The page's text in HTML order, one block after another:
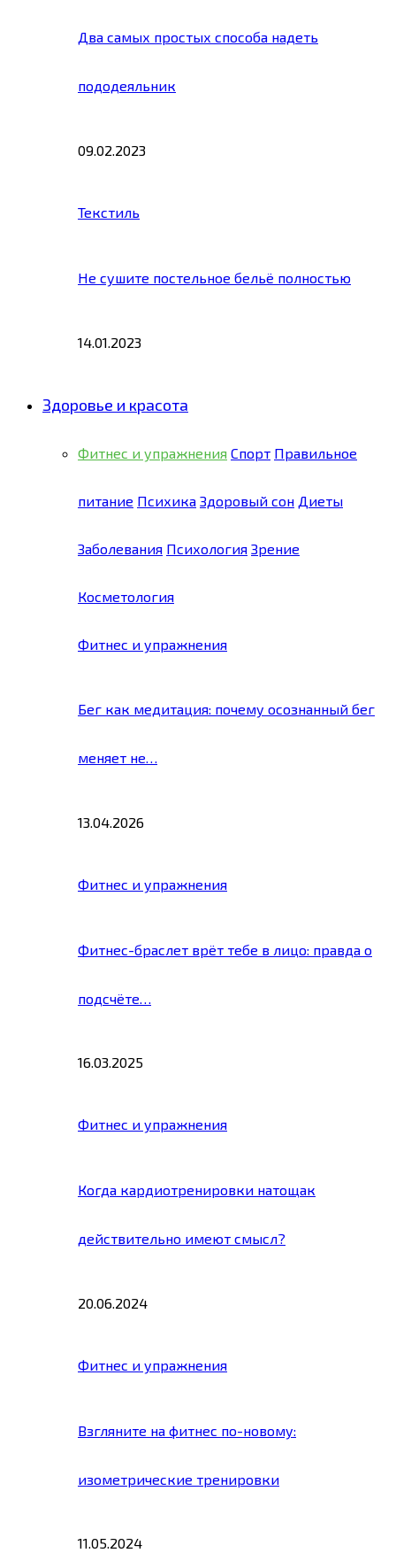
Два самых простых способа надеть
пододеяльник
09.02.2023
Текстиль
Не сушите постельное бельё полностью
14.01.2023
Здоровье и красота
Фитнес и упражнения Спорт Правильное
питание Психика Здоровый сон Диеты
Заболевания Психология Зрение
Косметология
Фитнес и упражнения
Бег как медитация: почему осознанный бег
меняет не…
13.04.2026
Фитнес и упражнения
Фитнес-браслет врёт тебе в лицо: правда о
подсчёте…
16.03.2025
Фитнес и упражнения
Когда кардиотренировки натощак
действительно имеют смысл?
20.06.2024
Фитнес и упражнения
Взгляните на фитнес по-новому:
изометрические тренировки
11.05.2024